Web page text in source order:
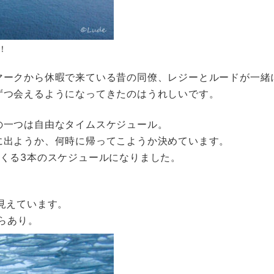
クから休暇で来ている昔の同僚、レジーとルードが一緒
会えるようになってきたのはうれしいです。
つは自由なタイムスケジュール。
ようか、何時に帰ってこようか決めています。
る3本のスケジュールになりました。
ています。
り。